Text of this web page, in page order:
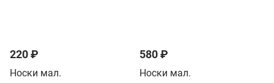
220 ₽
Носки мал.
580 ₽
Носки мал.